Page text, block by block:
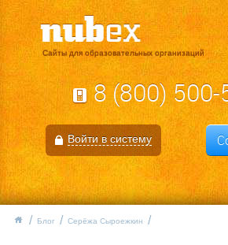
Сайты для образовательных организаций
8 (800) 500-
Войти в систему
Блог Серёжа Сыроежкин